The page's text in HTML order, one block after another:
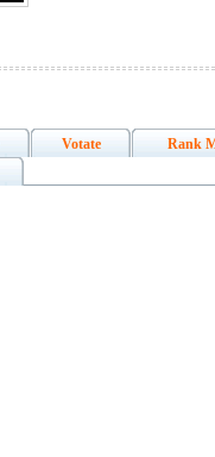
Votate
Rank